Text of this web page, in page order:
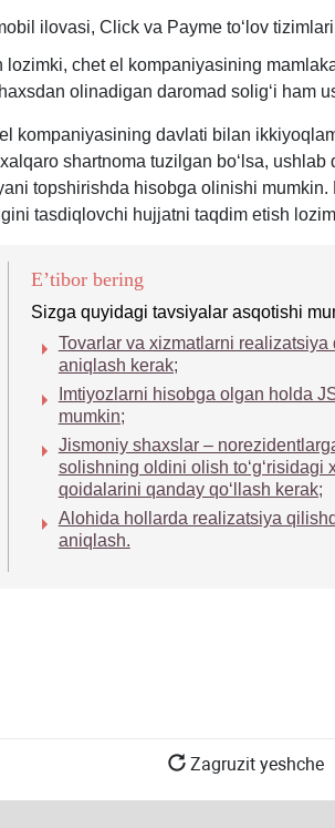
ilovasi, Click va Payme toʻlov
lozimki, chet el kompaniyasining
olinadigan daromad soligʻi ham
kompaniyasining davlati bilan
хalqaro shartnoma tuzilgan boʻlsa,
topshirishda hisobga olinishi mumkin.
tasdiqlovchi hujjatni taqdim etish lozim
E’tibor bering
Sizga quyidagi tavsiyalar asqotishi
Tovarlar va хizmatlarni
aniqlash kerak;
Imtiyozlarni hisobga olgan holda
mumkin;
Jismoniy shaхslar –
solishning oldini olish toʻgʻrisidagi
qoidalarini qanday qoʻllash kerak;
Alohida hollarda realizatsiya
aniqlash.
Zagruzit yeshche